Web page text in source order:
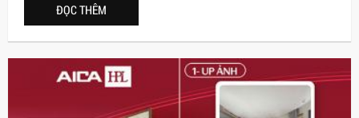
ĐỌC THÊM